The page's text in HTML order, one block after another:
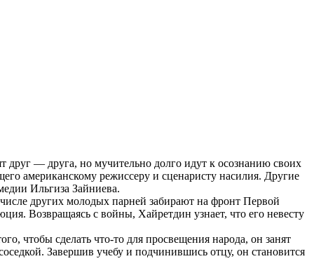
— друга, но мучительно долго идут к осознанию своих
американскому режиссеру и сценаристу насилия. Другие
Ильгиза Зайниева.
других молодых парней забирают на фронт Первой
Возвращаясь с войны, Хайретдин узнает, что его невесту
чтобы сделать что-то для просвещения народа, он занят
Завершив учебу и подчинившись отцу, он становится